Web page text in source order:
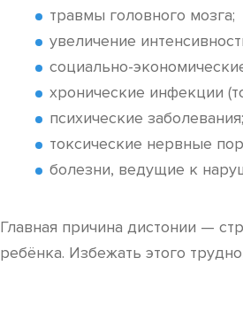
травмы головного мозга;
увеличение
социально-
хронические инфекции
психические заболевания;
токсические нервные
болезни, ведущие к
Главная причина дистонии —
ребёнка. Избежать этого